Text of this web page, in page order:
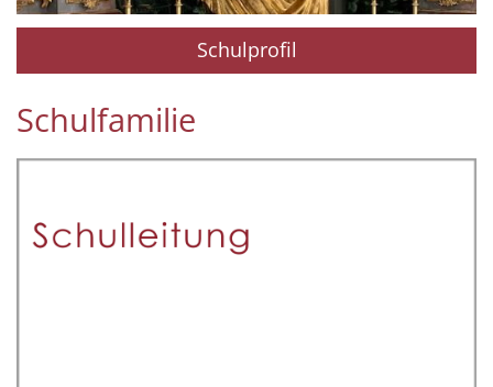
Schulprofil
Schulfamilie